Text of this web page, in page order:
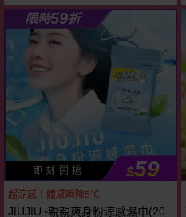
限時59折
即 刻 開 搶 $59
超涼感！體感瞬降5℃
JIUJIU~親親爽身粉涼感濕巾(20